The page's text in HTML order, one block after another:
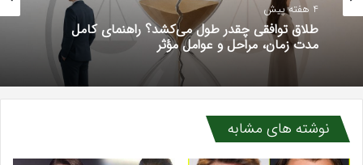
4 هفته پیش
طلاق توافقی چقدر طول می‌کشد؟ راهنمای کامل
مدت زمان، مراحل و عوامل مؤثر
نوشته های مشابه